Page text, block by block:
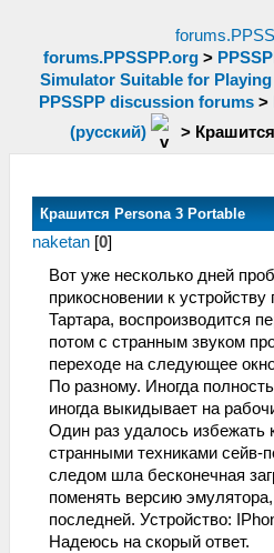
forums.PPSSPP.org>
Simulator Suitable for
PPSSPP discussion forums >
(русский)
>
Крашится Persona 3 Portable
naketan [0]
Вот уже несколько дней
прикосновении к
Тартара, воспроизводится
потом с странным звуком
переходе на следующее
По разному. Иногда
иногда выкидывает на
Один раз удалось избежать
странными техниками сейв-
следом шла бесконечная
поменять версию
последней. Устройство:
Надеюсь на скорый ответ.